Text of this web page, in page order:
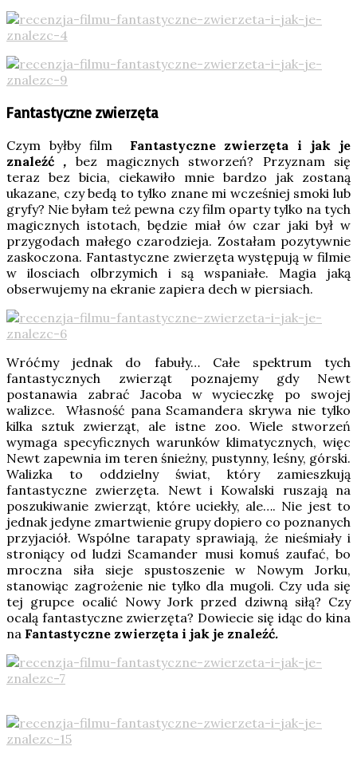
Fantastyczne zwierzęta
Czym byłby film Fantastyczne zwierzęta i jak je
znaleźć , bez magicznych stworzeń? Przyznam się
teraz bez bicia, ciekawiło mnie bardzo jak zostaną
ukazane, czy bedą to tylko znane mi wcześniej smoki lub
gryfy? Nie byłam też pewna czy film oparty tylko na tych
magicznych istotach, będzie miał ów czar jaki był w
przygodach małego czarodzieja. Zostałam pozytywnie
zaskoczona. Fantastyczne zwierzęta występują w filmie
w ilosciach olbrzymich i są wspaniałe. Magia jaką
obserwujemy na ekranie zapiera dech w piersiach.
Wróćmy jednak do fabuły… Całe spektrum tych
fantastycznych zwierząt poznajemy gdy Newt
postanawia zabrać Jacoba w wycieczkę po swojej
walizce. Własność pana Scamandera skrywa nie tylko
kilka sztuk zwierząt, ale istne zoo. Wiele stworzeń
wymaga specyficznych warunków klimatycznych, więc
Newt zapewnia im teren śnieżny, pustynny, leśny, górski.
Walizka to oddzielny świat, który zamieszkują
fantastyczne zwierzęta. Newt i Kowalski ruszają na
poszukiwanie zwierząt, które uciekły, ale…. Nie jest to
jednak jedyne zmartwienie grupy dopiero co poznanych
przyjaciół. Wspólne tarapaty sprawiają, że nieśmiały i
stroniący od ludzi Scamander musi komuś zaufać, bo
mroczna siła sieje spustoszenie w Nowym Jorku,
stanowiąc zagrożenie nie tylko dla mugoli. Czy uda się
tej grupce ocalić Nowy Jork przed dziwną siłą? Czy
ocalą fantastyczne zwierzęta? Dowiecie się idąc do kina
na Fantastyczne zwierzęta i jak je znaleźć.